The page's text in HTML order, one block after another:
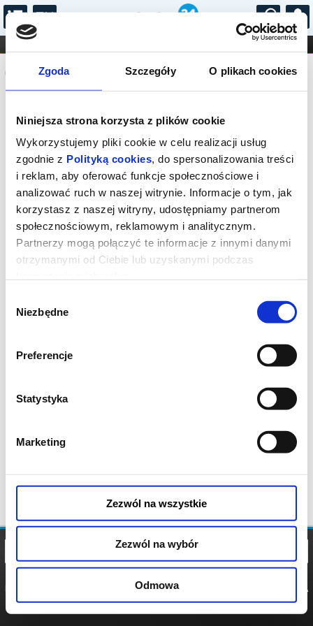
Zgoda Szczegóły O plikach cookies
Niniejsza strona korzysta z plików cookie
Wykorzystujemy pliki cookie w celu realizacji usług
zgodnie z Polityką cookies, do spersonalizowania treści
i reklam, aby oferować funkcje społecznościowe i
analizować ruch w naszej witrynie. Informacje o tym, jak
korzystasz z naszej witryny, udostępniamy partnerom
społecznościowym, reklamowym i analitycznym.
Partnerzy mogą połączyć te informacje z innymi danymi
otrzymanymi od Ciebie lub uzyskanymi podczas
zgody
Niezbędne
Preferencje
Statystyka
Marketing
Zezwól na wszystkie
Zezwól na wybór
Odmowa
...
FILHARMONIA OPERA I BALET
STAND-UP
DLA DZIECI
Komunikat
Sprzedaż biletów on-line na wydarzenie
została zakończona.
POLITYKA
POLITYKA